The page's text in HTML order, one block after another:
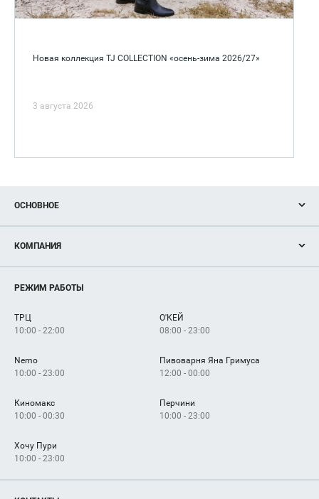
Новая коллекция TJ COLLECTION «осень-зима 2026/27»
3 августа 2026
ОСНОВНОЕ
Новости
Магазины
Услуги
КОМПАНИЯ
Рекламодателям
Как добраться
РЕЖИМ РАБОТЫ
ТРЦ
10:00 - 22:00
О'КЕЙ
08:00 - 23:00
Nemo
10:00 - 23:00
Пивоварня Яна Гримуса
12:00 - 00:00
Киномакс
10:00 - 00:30
Перчини
10:00 - 23:00
Хочу Пури
10:00 - 23:00